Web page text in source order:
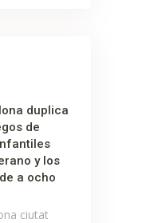
duplica
de
y los
a ocho
ciutat